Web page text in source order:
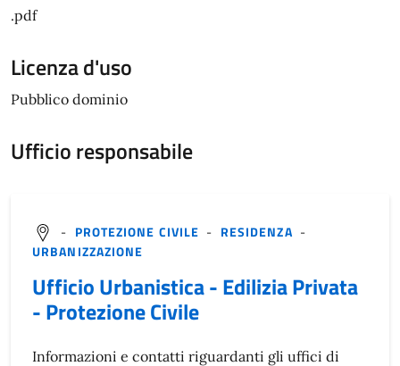
.pdf
Licenza d'uso
Pubblico dominio
Ufficio responsabile
- PROTEZIONE CIVILE - RESIDENZA -
URBANIZZAZIONE
Ufficio Urbanistica - Edilizia Privata
- Protezione Civile
Informazioni e contatti riguardanti gli uffici di